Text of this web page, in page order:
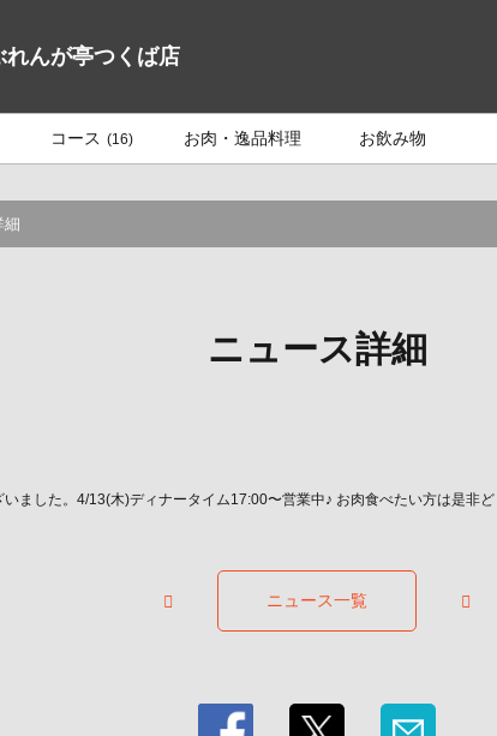
んが亭つくば店
コース (16) お肉・逸品料理 お飲み物
細
ニュース詳細
ました。4/13(木)ディナータイム17:00〜営業中♪ お肉食べたい方は是非
ニュース一覧